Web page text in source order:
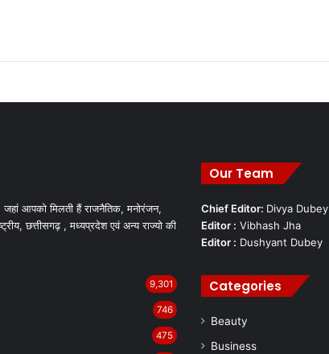
आपको मिलती हैं राजनैतिक, मनोरंजन,
छत्तीसगढ़ , मध्यप्रदेश एवं अन्य राज्यो की
9,301
746
475
Our Team
Chief Editor: Divya Dubey
Editor : Vibhash Jha
Editor : Dushyant Dubey
Categories
Beauty
Business